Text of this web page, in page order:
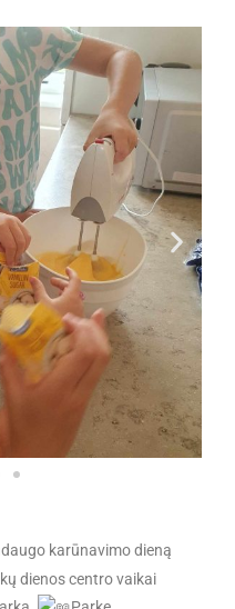
karūnavimo dieną
dienos centro vaikai